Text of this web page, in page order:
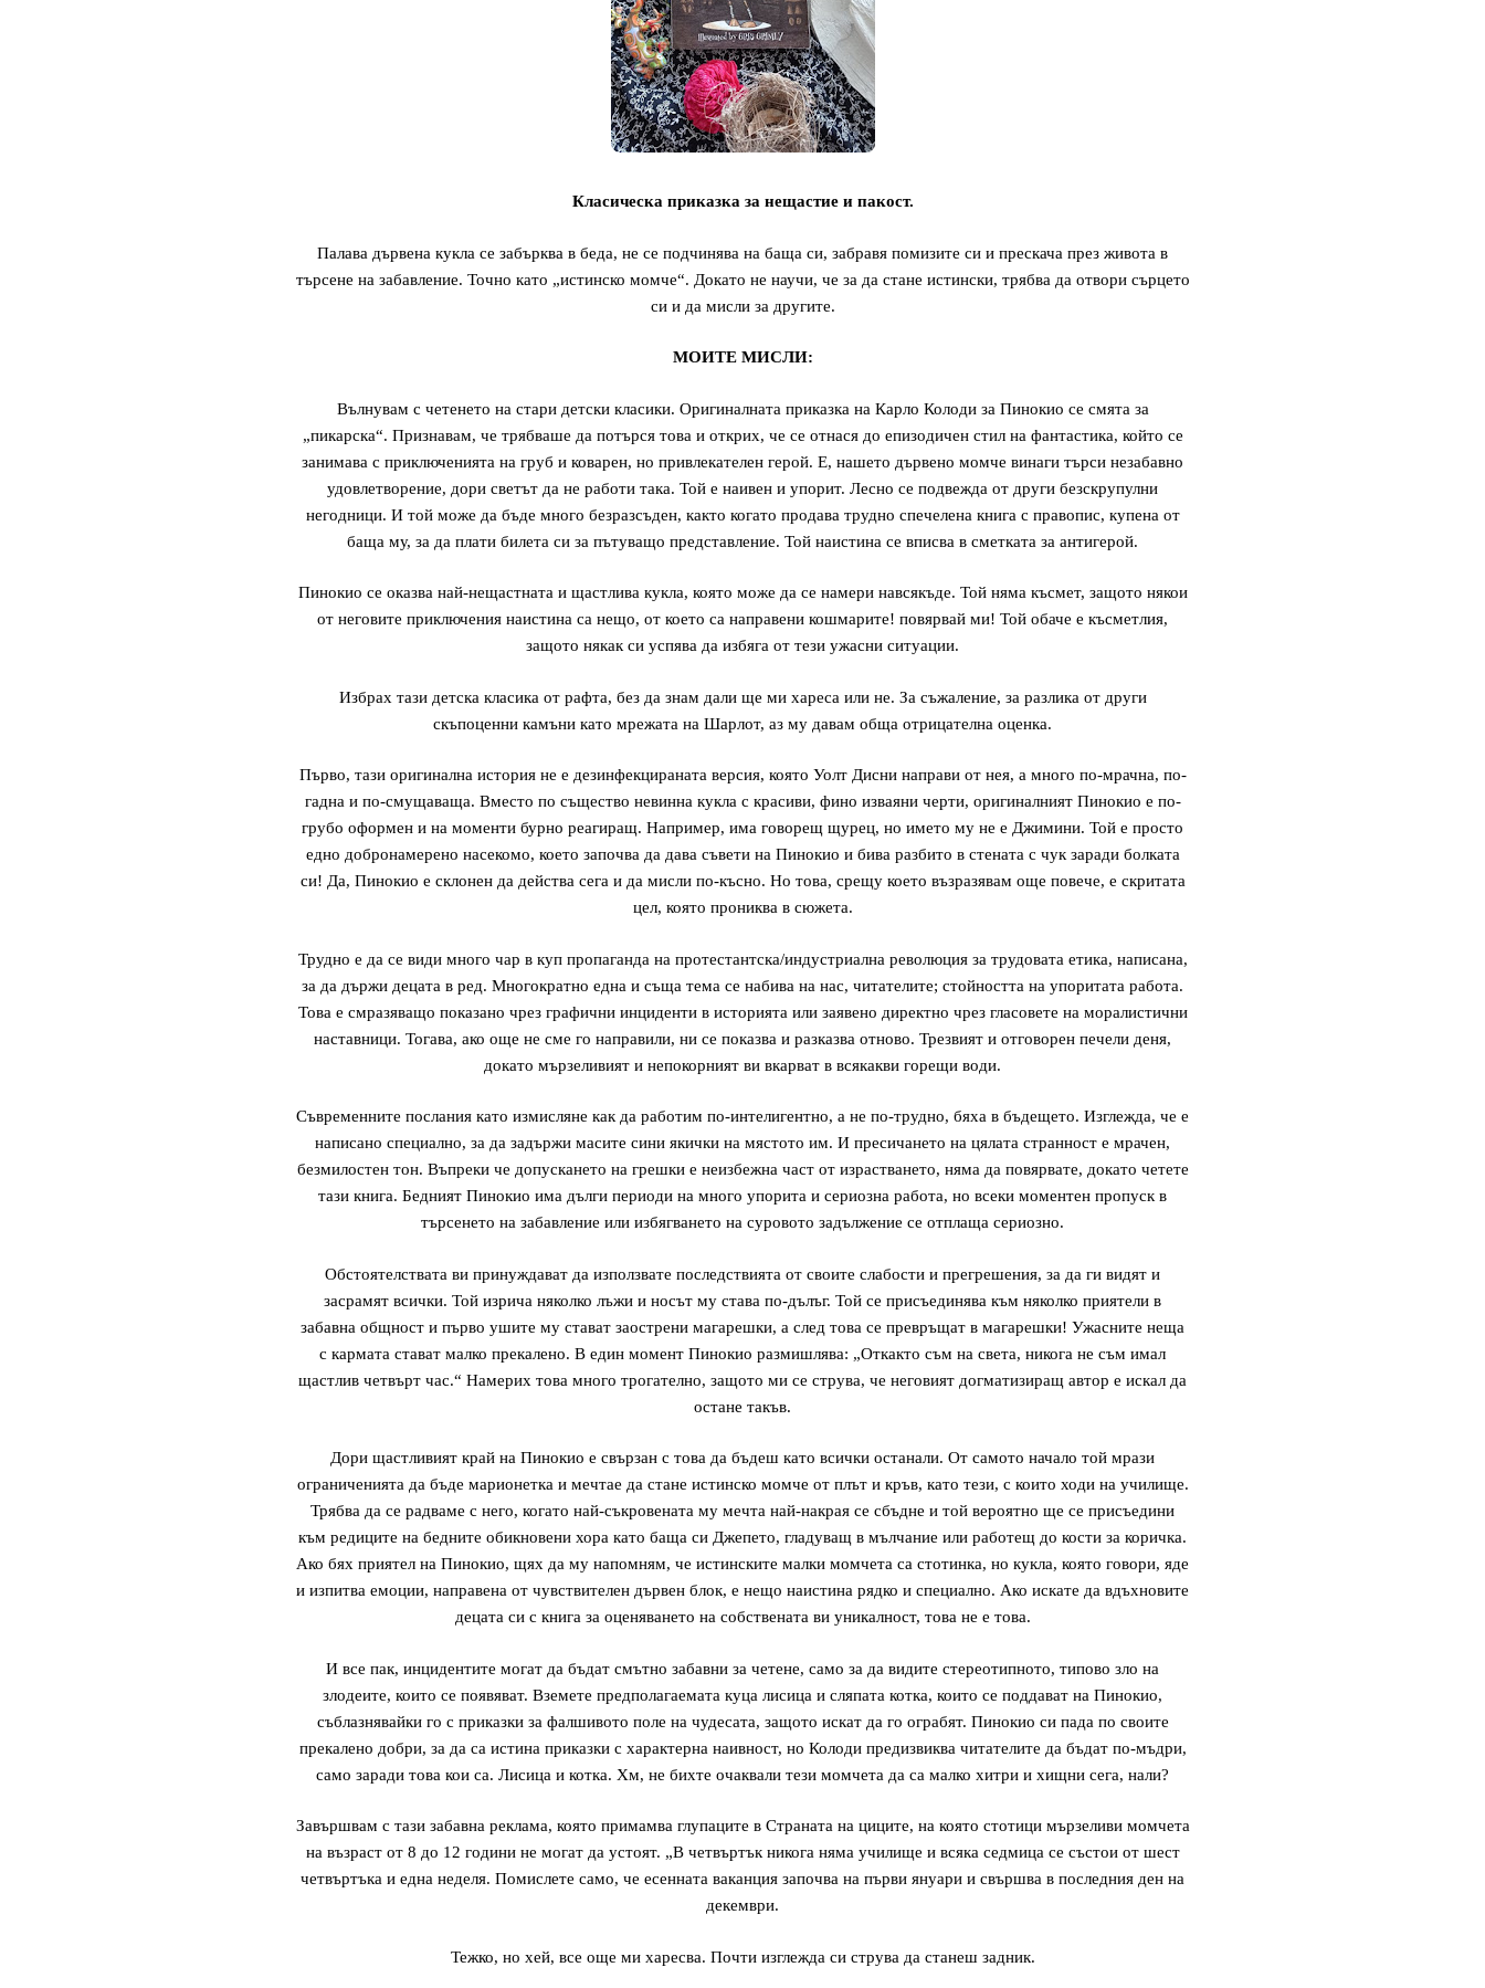
Класическа приказка за нещастие и пакост.
Палава дървена кукла се забърква в беда, не се подчинява на баща си, забравя помизите си и прескача през живота в
търсене на забавление. Точно като „истинско момче“. Докато не научи, че за да стане истински, трябва да отвори сърцето
си и да мисли за другите.
МОИТЕ МИСЛИ:
Вълнувам с четенето на стари детски класики. Оригиналната приказка на Карло Колоди за Пинокио се смята за
„пикарска“. Признавам, че трябваше да потърся това и открих, че се отнася до епизодичен стил на фантастика, който се
занимава с приключенията на груб и коварен, но привлекателен герой. Е, нашето дървено момче винаги търси незабавно
удовлетворение, дори светът да не работи така. Той е наивен и упорит. Лесно се подвежда от други безскрупулни
негодници. И той може да бъде много безразсъден, както когато продава трудно спечелена книга с правопис, купена от
баща му, за да плати билета си за пътуващо представление. Той наистина се вписва в сметката за антигерой.
Пинокио се оказва най-нещастната и щастлива кукла, която може да се намери навсякъде. Той няма късмет, защото някои
от неговите приключения наистина са нещо, от което са направени кошмарите! повярвай ми! Той обаче е късметлия,
защото някак си успява да избяга от тези ужасни ситуации.
Избрах тази детска класика от рафта, без да знам дали ще ми хареса или не. За съжаление, за разлика от други
скъпоценни камъни като мрежата на Шарлот, аз му давам обща отрицателна оценка.
Първо, тази оригинална история не е дезинфекцираната версия, която Уолт Дисни направи от нея, а много по-мрачна, по-
гадна и по-смущаваща. Вместо по същество невинна кукла с красиви, фино изваяни черти, оригиналният Пинокио е по-
грубо оформен и на моменти бурно реагиращ. Например, има говорещ щурец, но името му не е Джимини. Той е просто
едно добронамерено насекомо, което започва да дава съвети на Пинокио и бива разбито в стената с чук заради болката
си! Да, Пинокио е склонен да действа сега и да мисли по-късно. Но това, срещу което възразявам още повече, е скритата
цел, която прониква в сюжета.
Трудно е да се види много чар в куп пропаганда на протестантска/индустриална революция за трудовата етика, написана,
за да държи децата в ред. Многократно една и съща тема се набива на нас, читателите; стойността на упоритата работа.
Това е смразяващо показано чрез графични инциденти в историята или заявено директно чрез гласовете на моралистични
наставници. Тогава, ако още не сме го направили, ни се показва и разказва отново. Трезвият и отговорен печели деня,
докато мързеливият и непокорният ви вкарват в всякакви горещи води.
Съвременните послания като измисляне как да работим по-интелигентно, а не по-трудно, бяха в бъдещето. Изглежда, че е
написано специално, за да задържи масите сини якички на мястото им. И пресичането на цялата странност е мрачен,
безмилостен тон. Въпреки че допускането на грешки е неизбежна част от израстването, няма да повярвате, докато четете
тази книга. Бедният Пинокио има дълги периоди на много упорита и сериозна работа, но всеки моментен пропуск в
търсенето на забавление или избягването на суровото задължение се отплаща сериозно.
Обстоятелствата ви принуждават да използвате последствията от своите слабости и прегрешения, за да ги видят и
засрамят всички. Той изрича няколко лъжи и носът му става по-дълъг. Той се присъединява към няколко приятели в
забавна общност и първо ушите му стават заострени магарешки, а след това се превръщат в магарешки! Ужасните неща
с кармата стават малко прекалено. В един момент Пинокио размишлява: „Откакто съм на света, никога не съм имал
щастлив четвърт час.“ Намерих това много трогателно, защото ми се струва, че неговият догматизиращ автор е искал да
остане такъв.
Дори щастливият край на Пинокио е свързан с това да бъдеш като всички останали. От самото начало той мрази
ограниченията да бъде марионетка и мечтае да стане истинско момче от плът и кръв, като тези, с които ходи на училище.
Трябва да се радваме с него, когато най-съкровената му мечта най-накрая се сбъдне и той вероятно ще се присъедини
към редиците на бедните обикновени хора като баща си Джепето, гладуващ в мълчание или работещ до кости за коричка.
Ако бях приятел на Пинокио, щях да му напомням, че истинските малки момчета са стотинка, но кукла, която говори, яде
и изпитва емоции, направена от чувствителен дървен блок, е нещо наистина рядко и специално. Ако искате да вдъхновите
децата си с книга за оценяването на собствената ви уникалност, това не е това.
И все пак, инцидентите могат да бъдат смътно забавни за четене, само за да видите стереотипното, типово зло на
злодеите, които се появяват. Вземете предполагаемата куца лисица и сляпата котка, които се поддават на Пинокио,
съблазнявайки го с приказки за фалшивото поле на чудесата, защото искат да го ограбят. Пинокио си пада по своите
прекалено добри, за да са истина приказки с характерна наивност, но Колоди предизвиква читателите да бъдат по-мъдри,
само заради това кои са. Лисица и котка. Хм, не бихте очаквали тези момчета да са малко хитри и хищни сега, нали?
Завършвам с тази забавна реклама, която примамва глупаците в Страната на циците, на която стотици мързеливи момчета
на възраст от 8 до 12 години не могат да устоят. „В четвъртък никога няма училище и всяка седмица се състои от шест
четвъртъка и една неделя. Помислете само, че есенната ваканция започва на първи януари и свършва в последния ден на
декември.
Тежко, но хей, все още ми харесва. Почти изглежда си струва да станеш задник.